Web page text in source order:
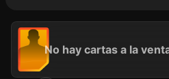
No hay cartas a la